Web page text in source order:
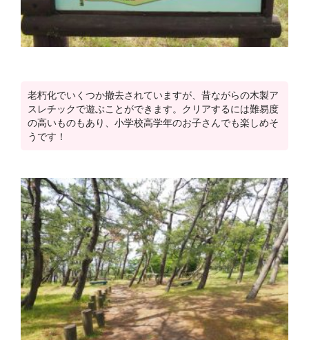
老朽化でいくつか撤去されていますが、昔ながらの木製ア
スレチックで遊ぶことができます。クリアするには難易度
の高いものもあり、小学校高学年のお子さんでも楽しめそ
うです！